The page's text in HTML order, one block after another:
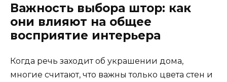
Важность выбора штор: как
они влияют на общее
восприятие интерьера
Когда речь заходит об украшении дома,
многие считают, что важны только цвета стен и